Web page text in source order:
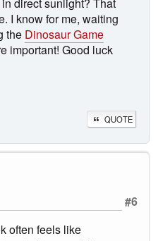
I know for me, waiting
the Dinosaur Game
important! Good luck
QUOTE
#6
often feels like